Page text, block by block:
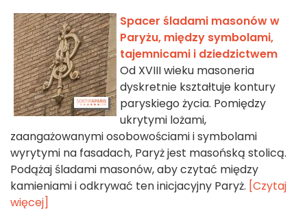
Spacer śladami masonów w
Paryżu, między symbolami,
tajemnicami i dziedzictwem
Od XVIII wieku masoneria
dyskretnie kształtuje kontury
paryskiego życia. Pomiędzy
ukrytymi lożami,
zaangażowanymi osobowościami i symbolami
wyrytymi na fasadach, Paryż jest masońską stolicą.
Podążaj śladami masonów, aby czytać między
kamieniami i odkrywać ten inicjacyjny Paryż. [Czytaj
więcej]